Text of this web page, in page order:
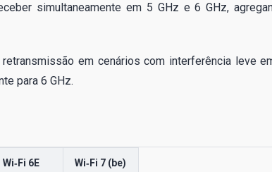
simultaneamente em 5 GHz e 6 GHz,
em cenários com interferência leve
para 6 GHz.
Wi‑Fi 6E Wi‑Fi 7 (be)